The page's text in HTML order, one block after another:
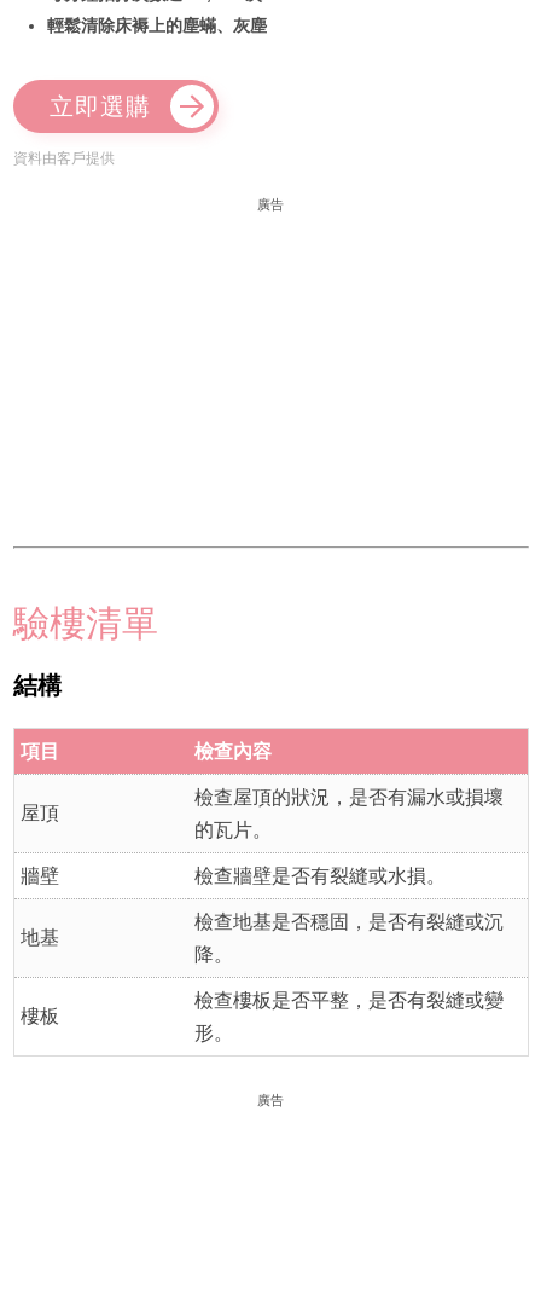
輕鬆清除床褥上的塵蟎、灰塵
立即選購
資料由客戶提供
廣告
驗樓清單
結構
項目 檢查內容
屋頂
檢查屋頂的狀況，是否有漏水或損壞
的瓦片。
牆壁 檢查牆壁是否有裂縫或水損。
地基
檢查地基是否穩固，是否有裂縫或沉
降。
樓板
檢查樓板是否平整，是否有裂縫或變
形。
廣告